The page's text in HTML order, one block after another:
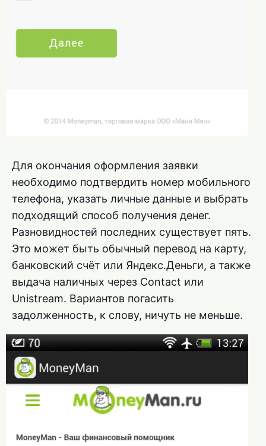
Для окончания оформления заявки
необходимо подтвердить номер мобильного
телефона, указать личные данные и выбрать
подходящий способ получения денег.
Разновидностей последних существует пять.
Это может быть обычный перевод на карту,
банковский счёт или Яндекс.Деньги, а также
выдача наличных через Contact или
Unistream. Вариантов погасить
задолженность, к слову, ничуть не меньше.